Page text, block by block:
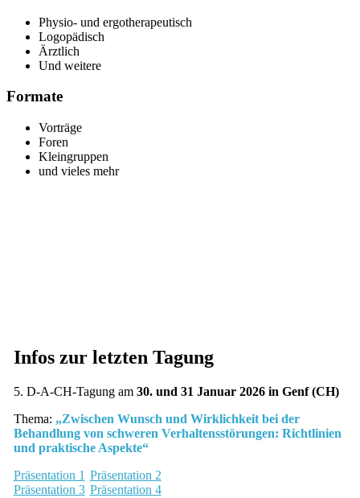
Physio- und ergotherapeutisch
Logopädisch
Ärztlich
Und weitere
Formate
Vorträge
Foren
Kleingruppen
und vieles mehr
Infos zur letzten Tagung
5. D-A-CH-Tagung am 30. und 31 Januar 2026 in Genf (CH)
Thema: „Zwischen Wunsch und Wirklichkeit bei der
Behandlung von schweren Verhaltensstörungen: Richtlinien
und praktische Aspekte“
Präsentation 1 Präsentation 2
Präsentation 3 Präsentation 4